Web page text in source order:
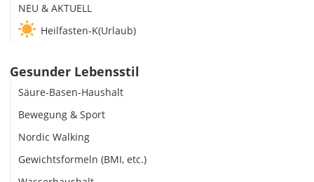
NEU & AKTUELL
Heilfasten-K(Urlaub)
Gesunder Lebensstil
Säure-Basen-Haushalt
Bewegung & Sport
Nordic Walking
Gewichtsformeln (BMI, etc.)